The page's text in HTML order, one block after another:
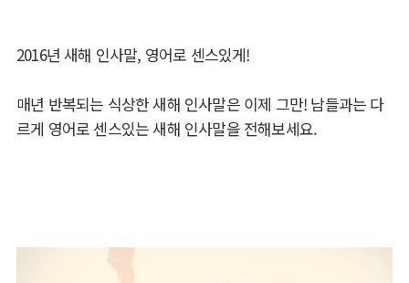
2016년 새해 인사말, 영어로 센스있게!
매년 반복되는 식상한 새해 인사말은 이제 그만! 남들과는 다
르게 영어로 센스있는 새해 인사말을 전해보세요.